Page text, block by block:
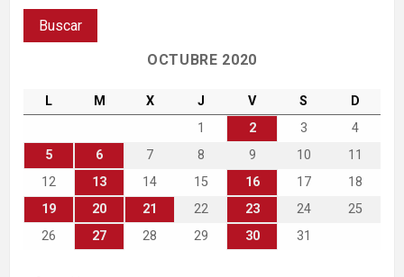
OCTUBRE 2020
L M X J V S
D
1
2 3
4
5
6 7 8 9 10
11
12
13 14 15 16 17
18
19
20 21 22 23 24
25
26
27 28 29 30 31